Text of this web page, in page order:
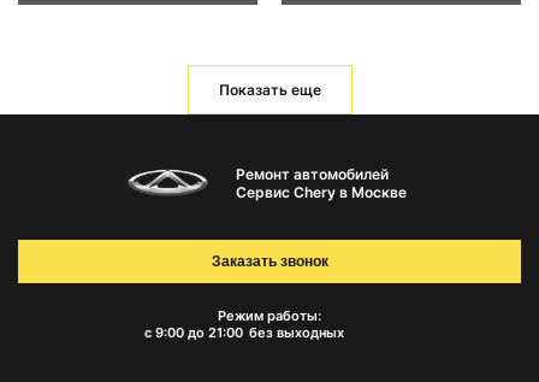
Показать еще
Ремонт автомобилей
Сервис Chery в Москве
Режим работы:
с 9:00 до 21:00 без выходных
Заказать звонок